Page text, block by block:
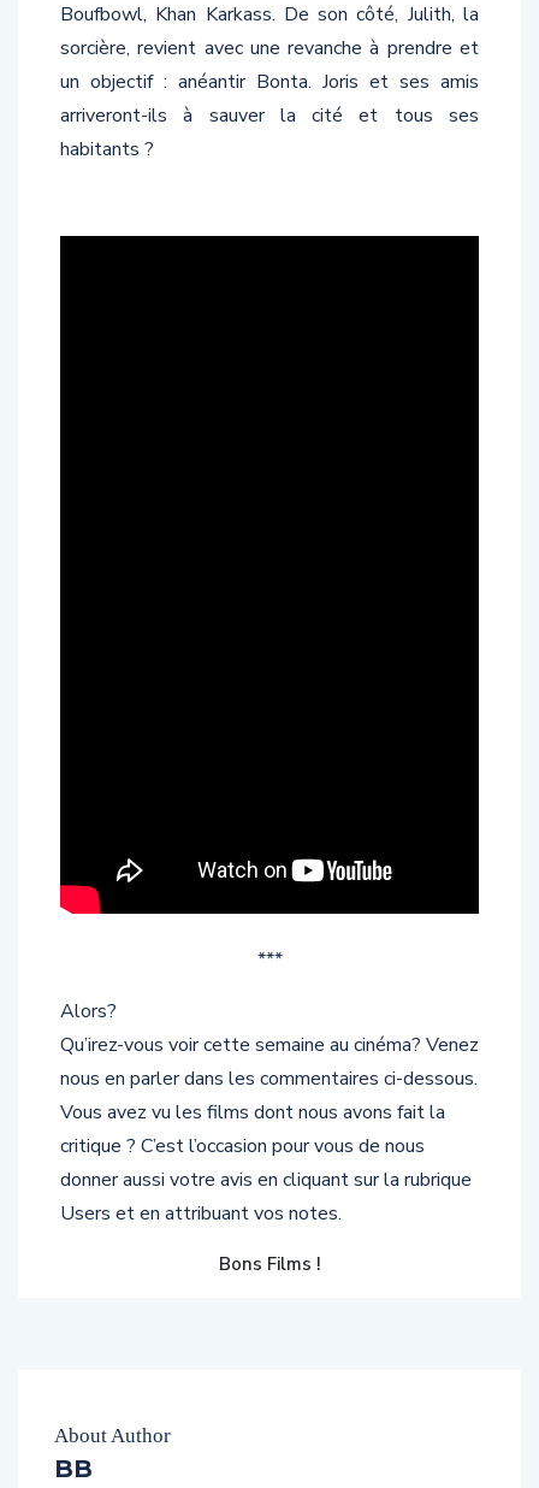
Boufbowl, Khan Karkass. De son côté, Julith, la
sorcière, revient avec une revanche à prendre et
un objectif : anéantir Bonta. Joris et ses amis
arriveront-ils à sauver la cité et tous ses
habitants ?
***
Alors?
Qu’irez-vous voir cette semaine au cinéma? Venez
nous en parler dans les commentaires ci-dessous.
Vous avez vu les films dont nous avons fait la
critique ? C’est l’occasion pour vous de nous
donner aussi votre avis en cliquant sur la rubrique
Users et en attribuant vos notes.
Bons Films !
About Author
BB